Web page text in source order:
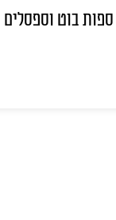
ספות בוט וספסלים